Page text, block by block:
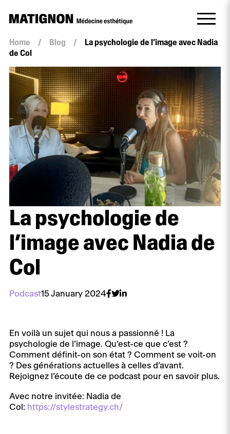
Home / Blog /
La psychologie de l’image avec Nadia
de Col
La psychologie de
l’image avec Nadia de
Col
Podcast15 January 2024
En voilà un sujet qui nous a passionné ! La
psychologie de l’image. Qu’est-ce que c’est ?
Comment définit-on son état ? Comment se voit-on
? Des générations actuelles à celles d’avant.
Rejoignez l’écoute de ce podcast pour en savoir plus.
Avec notre invitée: Nadia de
Col: https://stylestrategy.ch/